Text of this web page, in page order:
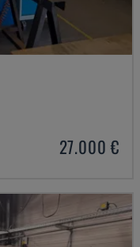
27.000 €